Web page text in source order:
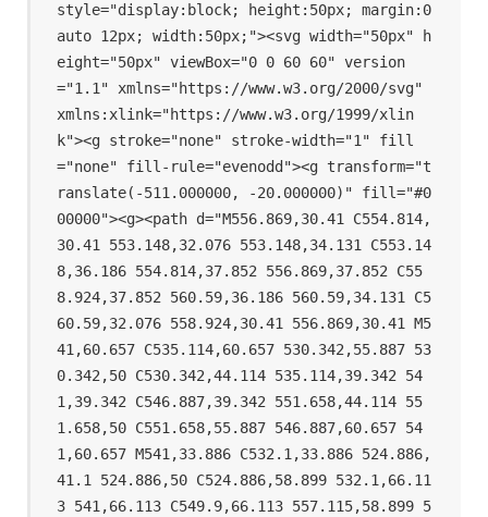
style="display:block; height:50px; margin:0
auto 12px; width:50px;"><svg width="50px" h
eight="50px" viewBox="0 0 60 60" version
="1.1" xmlns="https://www.w3.org/2000/svg"
xmlns:xlink="https://www.w3.org/1999/xlin
k"><g stroke="none" stroke-width="1" fill
="none" fill-rule="evenodd"><g transform="t
ranslate(-511.000000, -20.000000)" fill="#0
00000"><g><path d="M556.869,30.41 C554.814,
30.41 553.148,32.076 553.148,34.131 C553.14
8,36.186 554.814,37.852 556.869,37.852 C55
8.924,37.852 560.59,36.186 560.59,34.131 C5
60.59,32.076 558.924,30.41 556.869,30.41 M5
41,60.657 C535.114,60.657 530.342,55.887 53
0.342,50 C530.342,44.114 535.114,39.342 54
1,39.342 C546.887,39.342 551.658,44.114 55
1.658,50 C551.658,55.887 546.887,60.657 54
1,60.657 M541,33.886 C532.1,33.886 524.886,
41.1 524.886,50 C524.886,58.899 532.1,66.11
3 541,66.113 C549.9,66.113 557.115,58.899 5